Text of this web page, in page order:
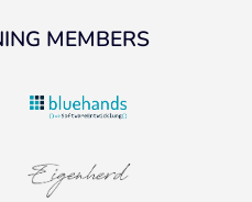
MEMBERS